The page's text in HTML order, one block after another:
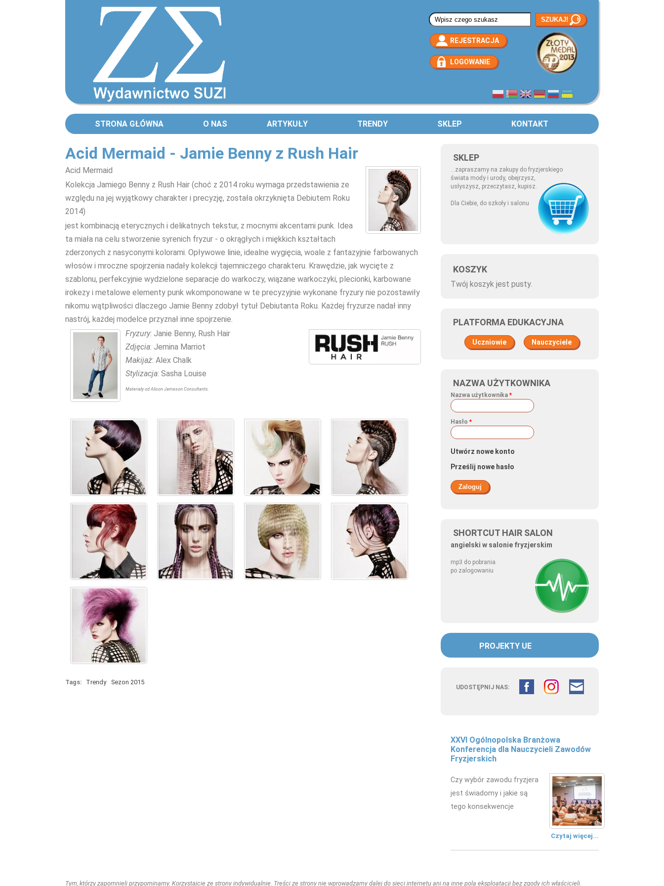
Formularz wyszukiwania
REJESTRACJA
LOGOWANIE
STRONA GŁÓWNA O NAS ARTYKUŁY TRENDY SKLEP KONTAKT
SKLEP
...zapraszamy na zakupy do fryzjerskiego
świata mody i urody, obejrzysz,
usłyszysz, przeczytasz, kupisz.
Dla Ciebie, do szkoły i salonu
KOSZYK
Twój koszyk jest pusty.
PLATFORMA EDUKACYJNA
Uczniowie Nauczyciele
NAZWA UŻYTKOWNIKA
Nazwa użytkownika *
Hasło *
Utwórz nowe konto
Prześlij nowe hasło
SHORTCUT HAIR SALON
angielski w salonie fryzjerskim
mp3 do pobrania
po zalogowaniu
PROJEKTY UE
UDOSTĘPNIJ NAS:
XXVI Ogólnopolska Branżowa
Konferencja dla Nauczycieli Zawodów
Fryzjerskich
Czy wybór zawodu fryzjera
jest świadomy i jakie są
tego konsekwencje
Czytaj więcej...
Acid Mermaid - Jamie Benny z Rush Hair
Acid Mermaid
Kolekcja Jamiego Benny z Rush Hair (choć z 2014 roku wymaga przedstawienia ze
względu na jej wyjątkowy charakter i precyzję, została okrzyknięta Debiutem Roku
2014)
jest kombinacją eterycznych i delikatnych tekstur, z mocnymi akcentami punk. Idea
ta miała na celu stworzenie syrenich fryzur - o okrągłych i miękkich kształtach
zderzonych z nasyconymi kolorami. Opływowe linie, idealne wygięcia, woale z fantazyjnie farbowanych
włosów i mroczne spojrzenia nadały kolekcji tajemniczego charakteru. Krawędzie, jak wycięte z
szablonu, perfekcyjnie wydzielone separacje do warkoczy, wiązane warkoczyki, plecionki, karbowane
irokezy i metalowe elementy punk wkomponowane w te precyzyjnie wykonane fryzury nie pozostawiły
nikomu wątpliwości dlaczego Jamie Benny zdobył tytuł Debiutanta Roku. Każdej fryzurze nadał inny
nastrój, każdej modelce przyznał inne spojrzenie.
Fryzury: Janie Benny, Rush Hair
Zdjęcia: Jemina Marriot
Makijaż: Alex Chalk
Stylizacja: Sasha Louise
Materiały od Alison Jameson Consultants.
Tags: Trendy Sezon 2015
Tym, którzy zapomnieli przypominamy. Korzystajcie ze strony indywidualnie. Treści ze strony nie wprowadzamy dalej do sieci internetu ani na inne pola eksploatacji bez zgody ich właścicieli.